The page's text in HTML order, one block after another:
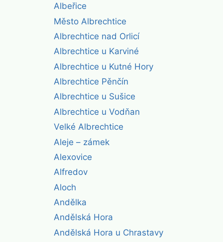
Albeřice
Město Albrechtice
Albrechtice nad Orlicí
Albrechtice u Karviné
Albrechtice u Kutné Hory
Albrechtice Pěnčín
Albrechtice u Sušice
Albrechtice u Vodňan
Velké Albrechtice
Aleje – zámek
Alexovice
Alfredov
Aloch
Andělka
Andělská Hora
Andělská Hora u Chrastavy